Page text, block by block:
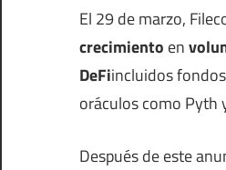
El 29 de marzo,
crecimiento en
DeFiincluidos
oráculos como Pyth
Después de este